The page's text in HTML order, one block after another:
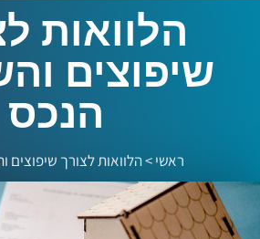
הלוואות
שיפוצים
הנכס
ראשי>הלוואות לצורך